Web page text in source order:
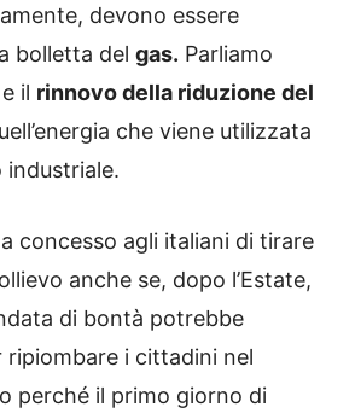
devono essere
bolletta del gas. Parliamo
e il rinnovo della riduzione del
che viene utilizzata
industriale.
concesso agli italiani di tirare
anche se, dopo l’Estate,
di bontà potrebbe
ripiombare i cittadini nel
perché il primo giorno di